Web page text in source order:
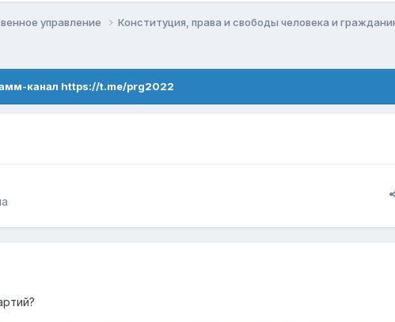
управление
Конституция, права и свободы человека и
канал https://t.me/prg2022